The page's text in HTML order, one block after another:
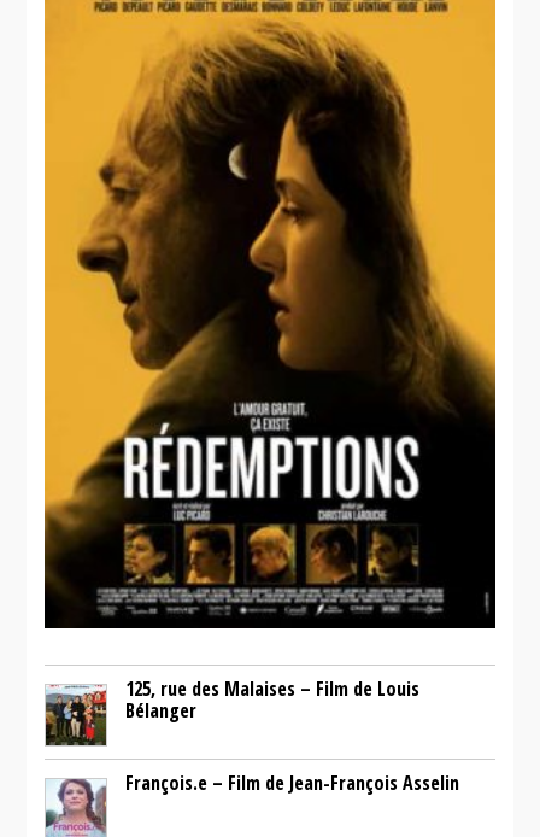
125, rue des Malaises – Film de Louis
Bélanger
François.e – Film de Jean-François Asselin